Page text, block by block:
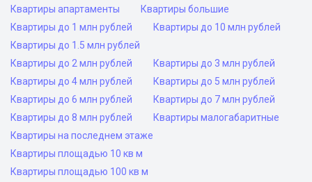
Квартиры апартаменты
Квартиры большие
Квартиры до 1 млн рублей
Квартиры до 10 млн рублей
Квартиры до 1.5 млн рублей
Квартиры до 2 млн рублей
Квартиры до 3 млн рублей
Квартиры до 4 млн рублей
Квартиры до 5 млн рублей
Квартиры до 6 млн рублей
Квартиры до 7 млн рублей
Квартиры до 8 млн рублей
Квартиры малогабаритные
Квартиры на последнем этаже
Квартиры площадью 10 кв м
Квартиры площадью 100 кв м